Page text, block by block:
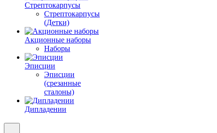
Стрептокарпусы
Стрептокарпусы
(Детки)
Акционные наборы
Наборы
Эписции
Эписции
(срезанные
сталоны)
Дипладении